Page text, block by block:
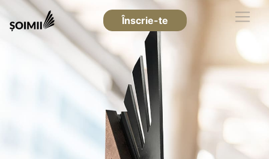
Înscrie-te